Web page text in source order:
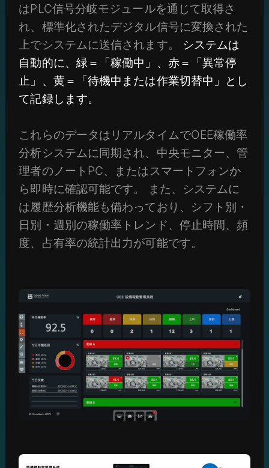
はPLC信号分岐モジュールを通じて取得さ
れ、標準化されたデジタル信号に変換された
上でシステムに送信されます。 システムは
自動的に、緑＝「稼働中」、赤＝「異常停
止」、黄＝「待機中または作業切替中」とし
て記録します。
これらのデータはリアルタイムでOEE稼働率
分析システムに同期され、中央モニター、管
理者のノートPC、またはスマートフォンか
ら即時に確認可能です。 また、システムに
は履歴分析機能も備わっており、シフト別・
日別・週別の稼働率トレンド、停止時間、頻
度、占有率の統計出力が可能です。